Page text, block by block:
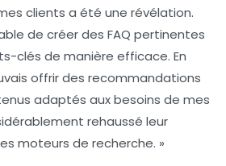
clients a été une révélation.
de créer des FAQ pertinentes
clés de manière efficace. En
offrir des recommandations
adaptés aux besoins de mes
rehaussé leur
moteurs de recherche. »